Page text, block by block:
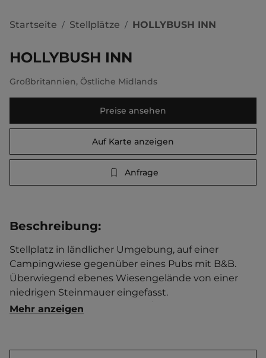
Startseite / Stellplätze / HOLLYBUSH INN
HOLLYBUSH INN
Großbritannien, Östliche Midlands
Preise ansehen
Auf Karte anzeigen
Anfrage
Beschreibung:
Stellplatz in ländlicher Umgebung, auf einer
Campingwiese gegenüber eines Pubs mit B&B.
Überwiegend ebenes Wiesengelände von einer
niedrigen Steinmauer eingefasst.
Touristen-/Dauerstellplätze 15/0.
Mehr anzeigen